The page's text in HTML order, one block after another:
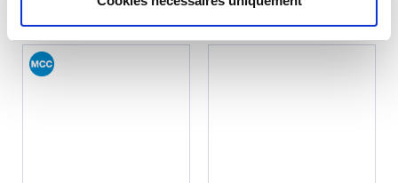
AJOUTER AU PANIER AJOUTER AU PANIER